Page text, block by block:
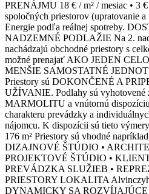
PRENÁJMU 18 € / m² / mesiac • 3 €
spoločných priestorov (upratovanie
Energie podľa reálnej spotreby.
NADZEMNÉ PODLAŽIE Na 2.
nachádzajú obchodné priestory s
možné prenajať AKO JEDEN
MENŠIE SAMOSTATNÉ
Priestory sú DOKONČENÉ A
UŽÍVANIE. Podlahy sú
MARMOLITU a vnútornú
charakteru prevádzky a
nájomcu. K dispozícii sú tieto
176 m² Priestory sú vhodné
DIZAJNOVÉ ŠTÚDIO •
PROJEKTOVÉ ŠTÚDIO •
PREVÁDZKA SLUŽIEB •
PRIESTORY LOKALITA
DYNAMICKY SA